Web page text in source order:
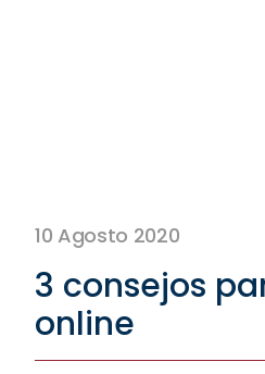
10 Agosto 2020
3 consejos
online